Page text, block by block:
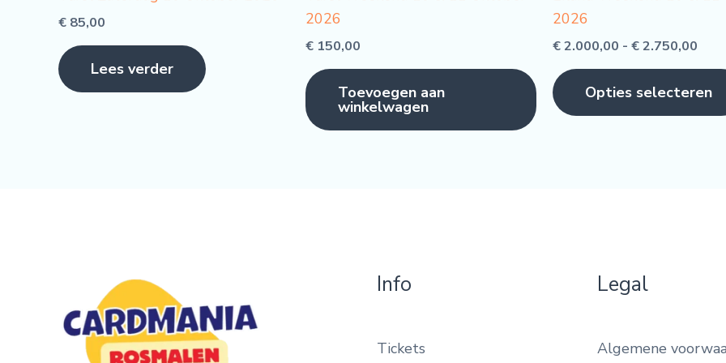
€ 85,00
Lees verder
2026
€ 150,00
Toevoegen aan
winkelwagen
2026
€2.000,00 - €2.750,00
€
Opties selecteren
Info
Tickets
Legal
Algemene